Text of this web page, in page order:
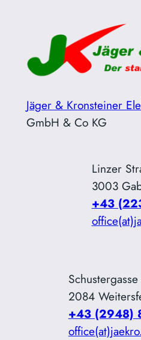
Jäger & Kronsteiner
GmbH & Co KG
Linzer
3003
+43
2084
+43 (2948)